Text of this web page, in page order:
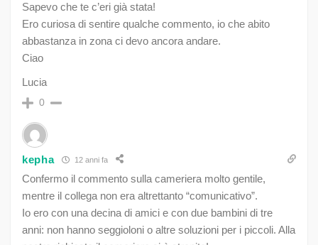
Sapevo che te c’eri già stata!
Ero curiosa di sentire qualche commento, io che abito
abbastanza in zona ci devo ancora andare.
Ciao
Lucia
0
kepha 12 anni fa
Confermo il commento sulla cameriera molto gentile,
mentre il collega non era altrettanto “comunicativo”.
Io ero con una decina di amici e con due bambini di tre
anni: non hanno seggioloni o altre soluzioni per i piccoli. Alla